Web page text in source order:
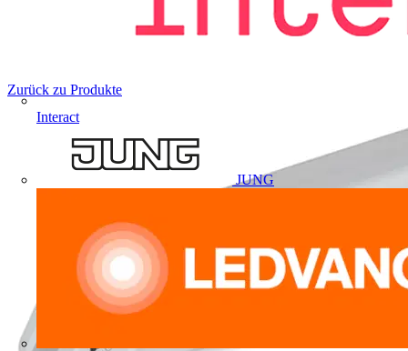
Interact
JUNG
Zurück zu Produkte